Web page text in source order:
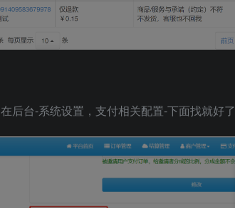
后台-系统设置，支付相关配置-下面找就好了